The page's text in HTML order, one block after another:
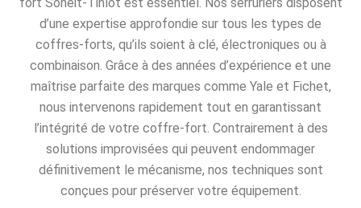
d’une expertise approfondie sur tous les types de
coffres-forts, qu’ils soient à clé, électroniques ou à
combinaison. Grâce à des années d’expérience et une
maîtrise parfaite des marques comme Yale et Fichet,
nous intervenons rapidement tout en garantissant
l’intégrité de votre coffre-fort. Contrairement à des
solutions improvisées qui peuvent endommager
définitivement le mécanisme, nos techniques sont
conçues pour préserver votre équipement.